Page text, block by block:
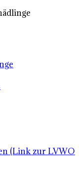
(Link zur LVWO